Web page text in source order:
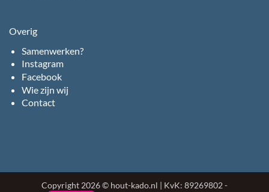
Overig
Samenwerken?
Instagram
Facebook
Wie zijn wij
Contact
Copyright 2026 © hout-kado.nl | KvK: 89269802 -